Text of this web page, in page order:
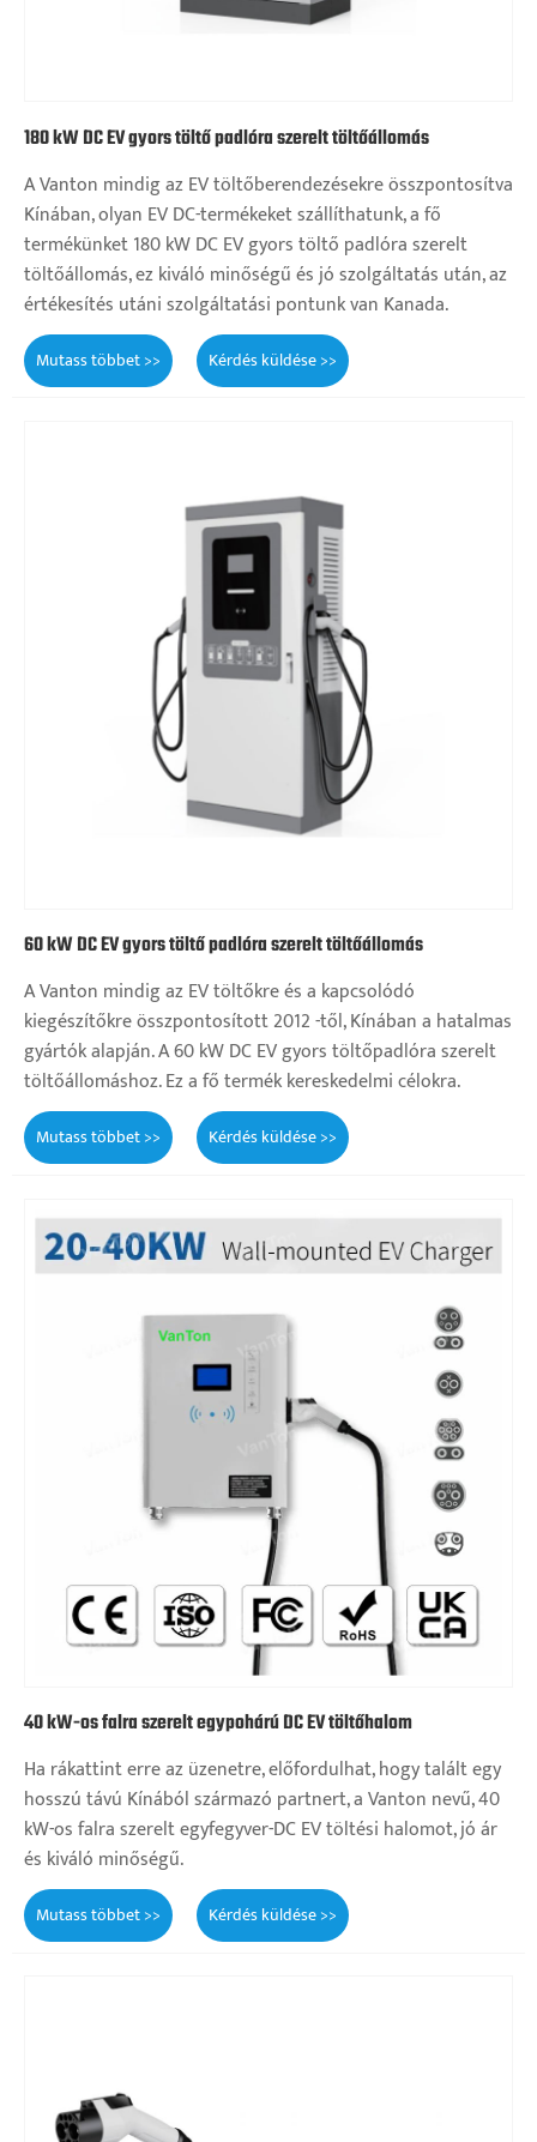
180 kW DC EV gyors töltő padlóra szerelt töltőállomás
A Vanton mindig az EV töltőberendezésekre összpontosítva
Kínában, olyan EV DC-termékeket szállíthatunk, a fő
termékünket 180 kW DC EV gyors töltő padlóra szerelt
töltőállomás, ez kiváló minőségű és jó szolgáltatás után, az
értékesítés utáni szolgáltatási pontunk van Kanada.
Mutass többet >> Kérdés küldése >>
60 kW DC EV gyors töltő padlóra szerelt töltőállomás
A Vanton mindig az EV töltőkre és a kapcsolódó
kiegészítőkre összpontosított 2012 -től, Kínában a hatalmas
gyártók alapján. A 60 kW DC EV gyors töltőpadlóra szerelt
töltőállomáshoz. Ez a fő termék kereskedelmi célokra.
Mutass többet >> Kérdés küldése >>
40 kW-os falra szerelt egypohárú DC EV töltőhalom
Ha rákattint erre az üzenetre, előfordulhat, hogy talált egy
hosszú távú Kínából származó partnert, a Vanton nevű, 40
kW-os falra szerelt egyfegyver-DC EV töltési halomot, jó ár
és kiváló minőségű.
Mutass többet >> Kérdés küldése >>